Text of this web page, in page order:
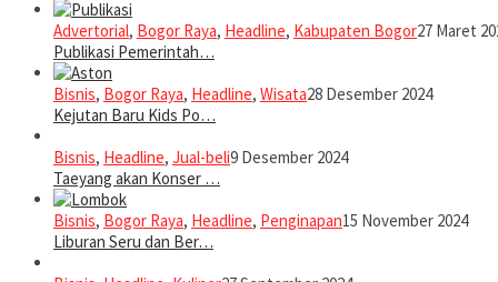
Advertorial, Bogor Raya, Headline, Kabupaten Bogor27 Maret
Publikasi Pemerintah…
Bisnis, Bogor Raya, Headline, Wisata28 Desember 2024
Kejutan Baru Kids Po…
Bisnis, Headline, Jual-beli9 Desember 2024
Taeyang akan Konser …
Bisnis, Bogor Raya, Headline, Penginapan15 November 2024
Liburan Seru dan Ber…